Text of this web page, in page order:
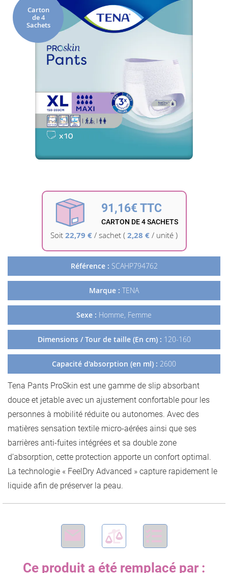
fin
de
galerie
Carton
de 4
Sachets
91,16€ TTC
CARTON DE 4 SACHETS
Soit 22,79 € / sachet ( 2,28 € / unité )
Référence : SCAHP794762
Marque : TENA
Sexe : Homme, Femme
Dimensions / Tour de taille (En cm) : 120-160
Capacité d'absorption (en ml) : 2600
Tena Pants ProSkin est une gamme de slip absorbant
douce et jetable avec un ajustement confortable pour les
personnes à mobilité réduite ou autonomes. Avec des
matières sensation textile micro-aérées ainsi que ses
barrières anti-fuites intégrées et sa double zone
d’absorption, cette protection apporte un confort optimal.
La technologie « FeelDry Advanced » capture rapidement le
liquide afin de préserver la peau.
Ce produit a été remplacé par :